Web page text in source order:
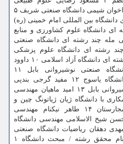
دانشگاه تربیت مدرس ۴ امید اخوان شیمی دانشگاه صنعتی شریف ۵
بین المللی امام خمینی (ره)
ای دانشگاه علوم كشاورزی و منابع
حسن كریمی مله چند رشته ای دانشگاه صنعتی
چند رشته ای دانشگاه علوم پزشكی
تهران ۹ محمد ولی پور چند رشته ای دانشگاه آزاد اسلامی ۱۰ داوود
دومیری گنجی مهندسی دانشگاه صنعتی نوشیروانی بابل ۱۱
مهراورنگ قائدی مهندسی دانشگاه یاسوج ۱۲ مفید گرجی بندپی
مهندسی دانشگاه صنعتی نوشیروانی بابل ۱۳ امید ماهیان مهندسی
با دانشگاه ژیان ژیاتونگ چین و
دانشگاه صنعتی بوداپست مجارستان ۱۴ طاهر نیكنام مهندسی
صنعتی شیراز ۱۵ محسن شیخ الاسلامی مهندسی دانشگاه
نوشیروانی بابل ۱۶ مهدی دهقان ریاضیات دانشگاه صنعتی
ردیف نام محقق رشته / مبحث دانشگاه ۱